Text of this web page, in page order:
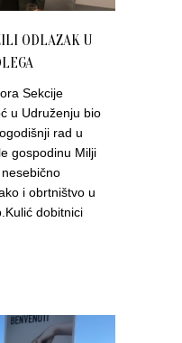
ODLAZAK U
Sekcije
u Udruženju bio
rad u
gospodinu Milji
i obrtništvo u
dobitnici